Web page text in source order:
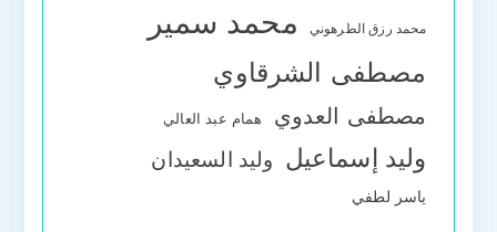
محمد رزق الطرهوني محمد سمير
مصطفى الشرقاوي
مصطفى العدوي همام عبد العالي
وليد إسماعيل وليد السعيدان
ياسر لطفي